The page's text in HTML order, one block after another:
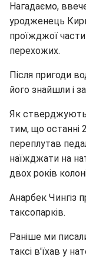
Нагадаємо,
уродженець
проїжджої
перехожих.
Після пригоди
його знайшли і
Як стверджують
тим, що останні
переплутав
наїжджати на
двох років
Анарбек Чингіз
таксопарків.
Раніше ми
таксі в'їхав у